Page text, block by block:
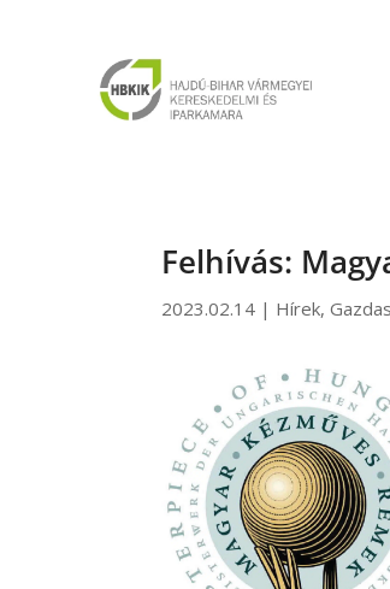
Felhívás:
2023.02.14 | Hírek,